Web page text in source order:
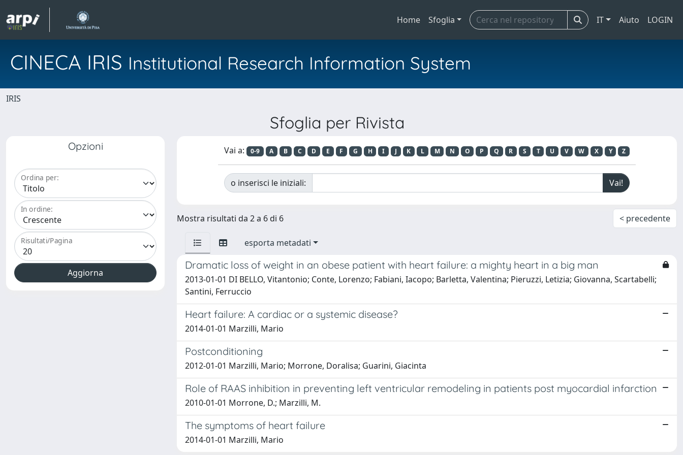
Home Sfoglia IT Aiuto LOGIN
CINECA IRIS Institutional Research Information System
IRIS
Sfoglia per Rivista
Opzioni
Ordina per:
In ordine:
Risultati/Pagina
Vai a: 0-9 A B C D E F G H I J K L M N O P Q R S T U V W X Y Z
o inserisci le iniziali:
Mostra risultati da 2 a 6 di 6 < precedente
esporta metadati
Dramatic loss of weight in an obese patient with heart failure: a mighty heart in a big man
2013-01-01 DI BELLO, Vitantonio; Conte, Lorenzo; Fabiani, Iacopo; Barletta, Valentina; Pieruzzi, Letizia; Giovanna, Scartabelli;
Santini, Ferruccio
Heart failure: A cardiac or a systemic disease?
2014-01-01 Marzilli, Mario
Postconditioning
2012-01-01 Marzilli, Mario; Morrone, Doralisa; Guarini, Giacinta
Role of RAAS inhibition in preventing left ventricular remodeling in patients post myocardial infarction
2010-01-01 Morrone, D.; Marzilli, M.
The symptoms of heart failure
2014-01-01 Marzilli, Mario